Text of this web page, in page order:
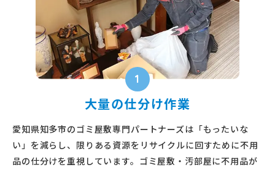
1
大量の仕分け作業
愛知県知多市のゴミ屋敷専門パートナーズは「もったいな
い」を減らし、限りある資源をリサイクルに回すために不用
品の仕分けを重視しています。ゴミ屋敷・汚部屋に不用品が